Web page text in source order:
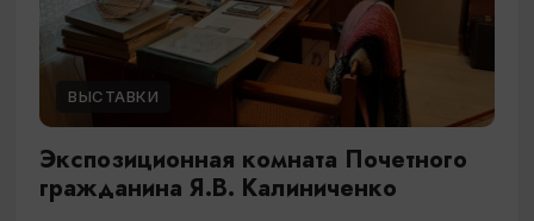
ВЫСТАВКИ
Экспозиционная комната Почетного
гражданина Я.В. Калиниченко